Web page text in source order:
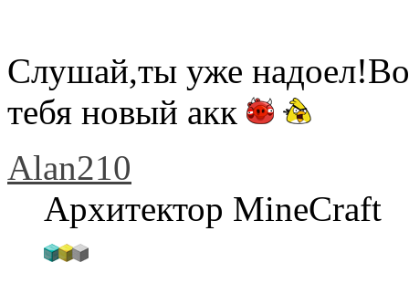
Слушай,ты уже надоел!Во
тебя новый акк
Alan210
Архитектор MineCraft